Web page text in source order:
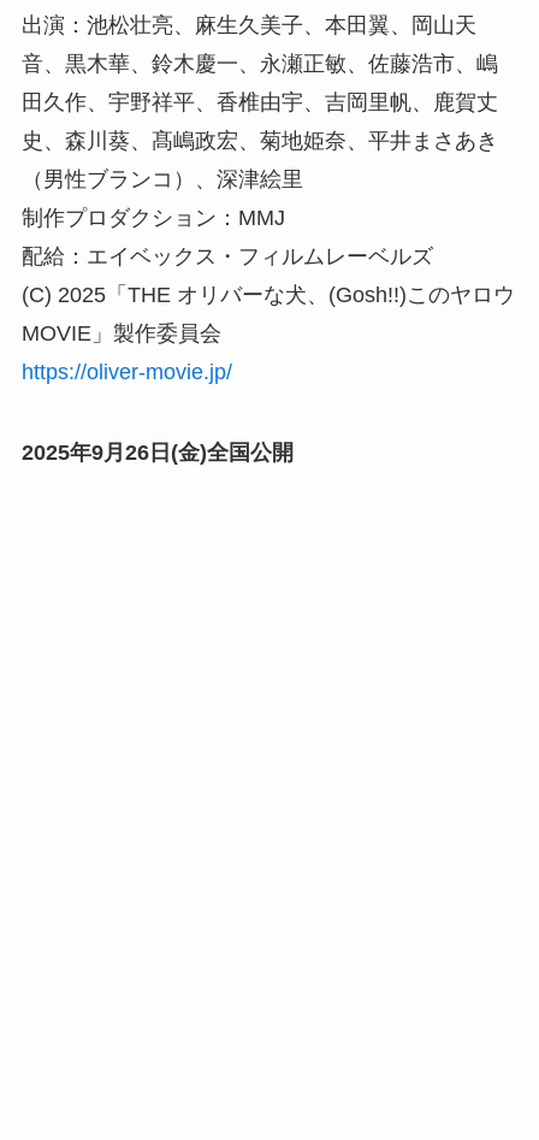
出演：池松壮亮、麻生久美子、本田翼、岡山天
音、黒木華、鈴木慶一、永瀬正敏、佐藤浩市、嶋
田久作、宇野祥平、香椎由宇、吉岡里帆、鹿賀丈
史、森川葵、髙嶋政宏、菊地姫奈、平井まさあき
（男性ブランコ）、深津絵里
制作プロダクション：MMJ
配給：エイベックス・フィルムレーベルズ
(C) 2025「THE オリバーな犬、(Gosh!!)このヤロウ
MOVIE」製作委員会
https://oliver-movie.jp/
2025年9月26日(金)全国公開